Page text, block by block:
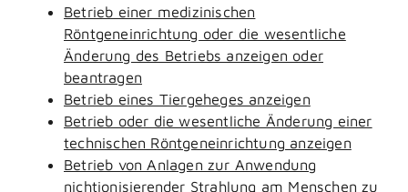
Betrieb einer medizinischen
Röntgeneinrichtung oder die wesentliche
Änderung des Betriebs anzeigen oder
beantragen
Betrieb eines Tiergeheges anzeigen
Betrieb oder die wesentliche Änderung einer
technischen Röntgeneinrichtung anzeigen
Betrieb von Anlagen zur Anwendung
nichtionisierender Strahlung am Menschen zu